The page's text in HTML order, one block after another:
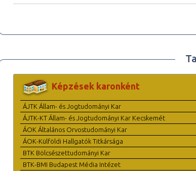
Képzések karonként
ÁJTK Állam- és Jogtudományi Kar
ÁJTK-KT Állam- és Jogtudományi Kar Kecskemét
ÁOK Általános Orvostudományi Kar
ÁOK-Külföldi Hallgatók Titkársága
BTK Bölcsészettudományi Kar
BTK-BMI Budapest Média Intézet